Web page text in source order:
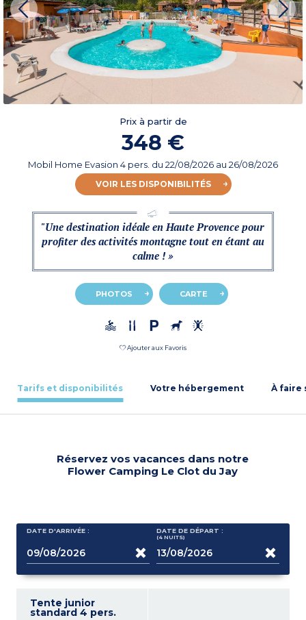
Prix à partir de
348 €
Mobil Home Evasion 4 pers. du 22/08/2026 au 26/08/2026
VOIR LES DISPONIBILITÉS
"Une destination idéale en Haute Provence pour
profiter des activités montagne tout en étant au
calme ! »
PHOTOS CARTE
Ajouter aux Favoris
Tarifs et disponibilités Votre hébergement À faire
Réservez vos vacances dans notre
Flower Camping Le Clot du Jay
DATE D'ARRIVÉE : DATE DE DÉPART :
(4 NUITS)
Tente junior
standard 4 pers.